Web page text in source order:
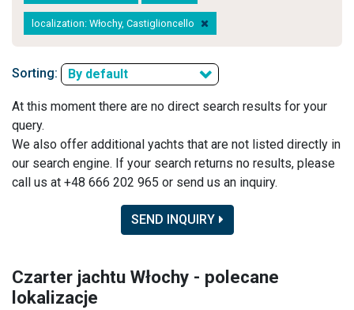
localization: Włochy, Castiglioncello
Sorting: By default
At this moment there are no direct search results for your
query.
We also offer additional yachts that are not listed directly in
our search engine. If your search returns no results, please
call us at +48 666 202 965 or send us an inquiry.
SEND INQUIRY
Czarter jachtu Włochy - polecane
lokalizacje